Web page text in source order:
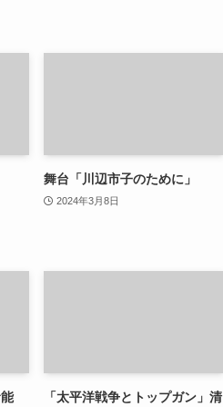
舞台「川辺市子のために」
2024年3月8日
「太平洋戦争とトップガン」清